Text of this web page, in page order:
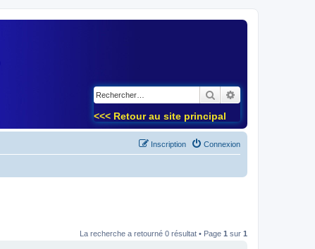
Rechercher
<<< Retour au site principal
Connexion
Inscription
La recherche a retourné 0 résultat • Page 1 sur 1